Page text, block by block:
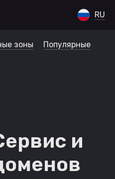
RU
зоны Популярные
и